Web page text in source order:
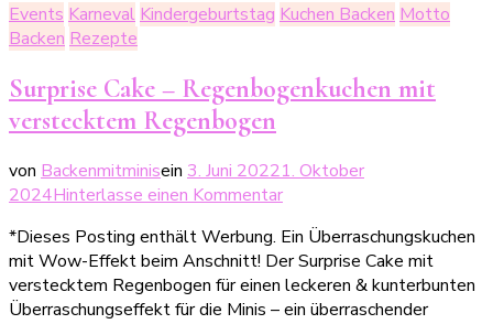
Events Karneval Kindergeburtstag Kuchen Backen Motto
Backen Rezepte
Surprise Cake – Regenbogenkuchen mit
verstecktem Regenbogen
von Backenmitminisein 3. Juni 20221. Oktober
2024Hinterlasse einen Kommentarzu
Cake
–
Regenbogenkuchen
mit
*Dieses Posting enthält Werbung. Ein Überraschungskuchen
mit Wow-Effekt beim Anschnitt! Der Surprise Cake mit
verstecktem Regenbogen für einen leckeren & kunterbunten
Überraschungseffekt für die Minis – ein überraschender